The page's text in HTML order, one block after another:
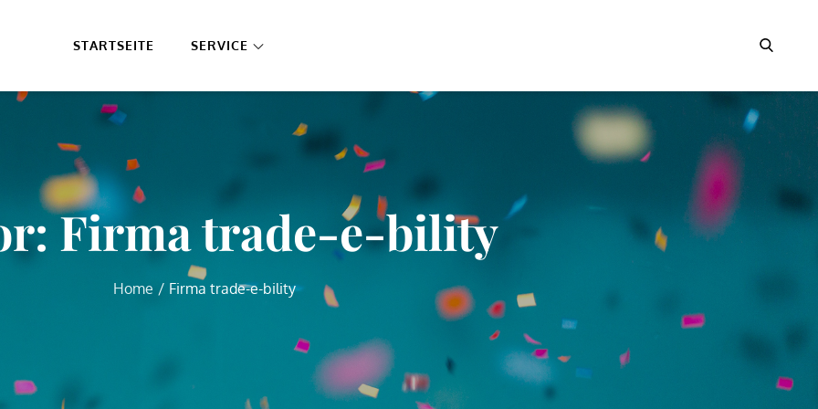
STARTSEITE SERVICE Search
Firma trade-e-bility
Home Firma trade-e-bility